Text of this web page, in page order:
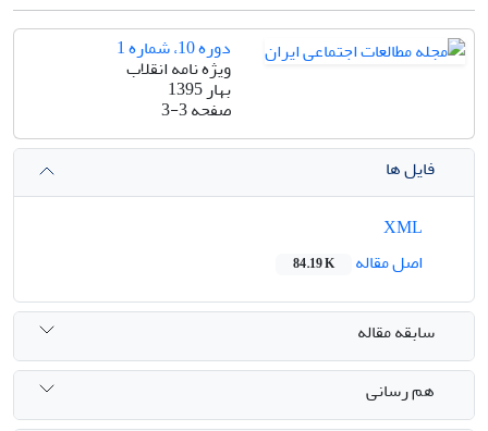
دوره 10، شماره 1
ویژه نامه انقلاب
بهار 1395
صفحه3-3
فایل ها
اصل مقاله
84.19 K
سابقه مقاله
هم رسانی